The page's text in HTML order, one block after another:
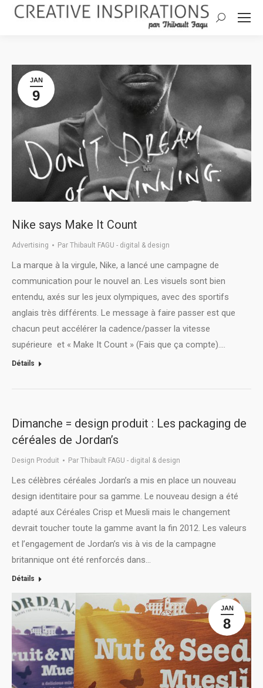
Search:
JAN
9
Nike says Make It Count
Advertising Par Thibault FAGU - digital & design
La marque à la virgule, Nike, a lancé une campagne de
communication pour le nouvel an. Les visuels sont bien
entendu, axés sur les jeux olympiques, avec des sportifs
anglais très différents. Le message à faire passer est que
chacun peut accélérer la cadence/passer la vitesse
supérieure et « Make It Count » (Fais que ça compte).…
Détails
Dimanche = design produit : Les packaging de
céréales de Jordan’s
Design Produit Par Thibault FAGU - digital & design
Les célèbres céréales Jordan’s a mis en place un nouveau
design identitaire pour sa gamme. Le nouveau design a été
adapté aux Céréales Crisp et Muesli mais le changement
devrait toucher toute la gamme avant la fin 2012. Les valeurs
et l’engagement de Jordan’s vis à vis de la campagne
britannique ont été renforcés dans…
Détails
JAN
8